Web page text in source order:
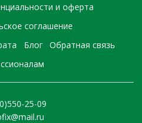
и оферта
соглашение
Блог
Обратная связь
25-09